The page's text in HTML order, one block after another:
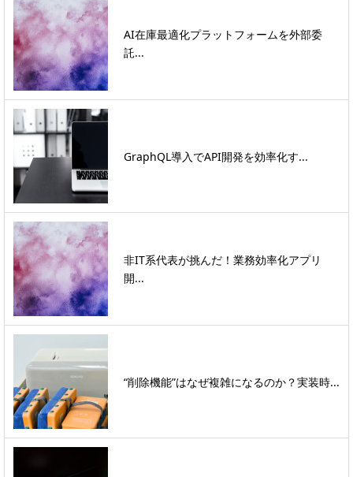
AI在庫最適化プラットフォームを外部委
託...
GraphQL導入でAPI開発を効率化す...
非IT系代表が挑んだ！業務効率化アプリ
開...
“削除機能”はなぜ複雑になるのか？実装時...